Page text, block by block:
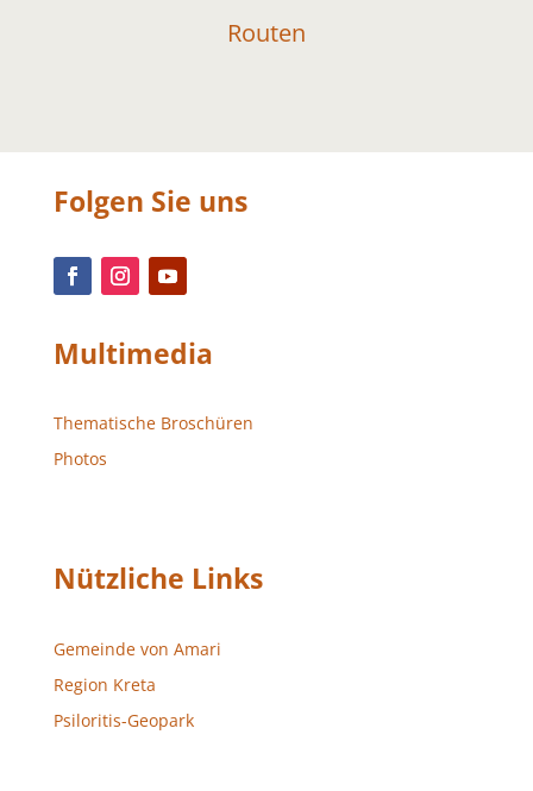
Routen
Folgen Sie uns
Multimedia
Thematische Broschüren
Photos
Nützliche Links
Gemeinde von Amari
Region Kreta
Psiloritis-Geopark